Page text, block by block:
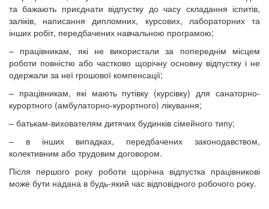
та бажають приєднати відпустку до часу складання іспитів,
заліків, написання дипломних, курсових, лабораторних та
інших робіт, передбачених навчальною програмою;
– працівникам, які не використали за попереднім місцем
роботи повністю або частково щорічну основну відпустку і не
одержали за неї грошової компенсації;
– працівникам, які мають путівку (курсівку) для санаторно-
курортного (амбулаторно-курортного) лікування;
– батькам-вихователям дитячих будинків сімейного типу;
– в інших випадках, передбачених законодавством,
колективним або трудовим договором.
Після першого року роботи щорічна відпустка працівникові
може бути надана в будь-який час відповідного робочого року.